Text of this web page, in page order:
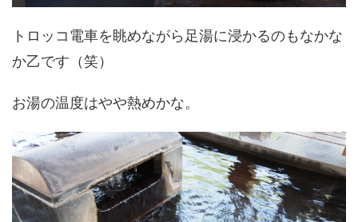
トロッコ電車を眺めながら足湯に浸かるのもなかな
か乙です（笑）
お湯の温度はやや熱めかな。